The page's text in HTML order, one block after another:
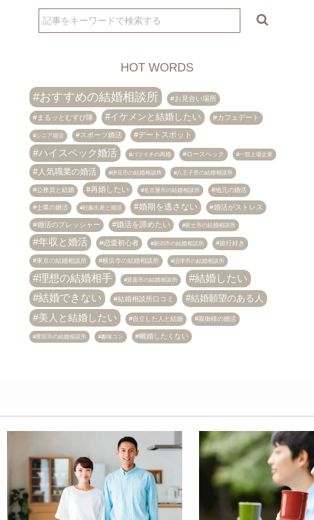
HOT WORDS
おすすめの結婚相談所 お見合い場所
まるッとむすび隊 イケメンと結婚したい カフェデート
シニア婚活 スポーツ婚活 デートスポット
ハイスペック婚活 バツイチの再婚 ロースペック 一部上場企業
人気職業の婚活 伊豆市の結婚相談所 八王子市の結婚相談所
公務員と結婚 再婚したい 名古屋市の結婚相談所 地元の婚活
士業の婚活 妊娠出産と婚活 婚期を逃さない 婚活がストレス
婚活のプレッシャー 婚活を諦めたい 富士市の結婚相談所
年収と婚活 恋愛初心者 新潟市の結婚相談所 旅行好き
東京の結婚相談所 横浜市の結婚相談所 沼津市の結婚相談所
理想の結婚相手 箕面市の結婚相談所
結婚したい
結婚できない
結婚相談所口コミ 結婚願望のある人
美人と結婚したい 自立した人と結婚 親御様の婚活
豊田市の結婚相談所 趣味コン 離婚したくない